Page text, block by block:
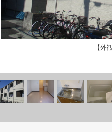
【外